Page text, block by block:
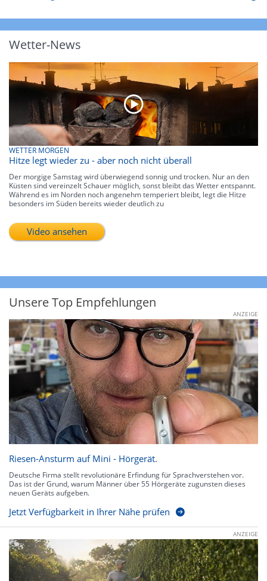
Wetter-News
WETTER MORGEN
Hitze legt wieder zu - aber noch nicht überall
Der morgige Samstag wird überwiegend sonnig und trocken. Nur an den
Küsten sind vereinzelt Schauer möglich, sonst bleibt das Wetter entspannt.
Während es im Norden noch angenehm temperiert bleibt, legt die Hitze
besonders im Süden bereits wieder deutlich zu
Video ansehen
Unsere Top Empfehlungen
ANZEIGE
Riesen-Ansturm auf Mini - Hörgerät.
Deutsche Firma stellt revolutionäre Erfindung für Sprachverstehen vor.
Das ist der Grund, warum Männer über 55 Hörgeräte zugunsten dieses
neuen Geräts aufgeben.
Jetzt Verfügbarkeit in Ihrer Nähe prüfen
ANZEIGE